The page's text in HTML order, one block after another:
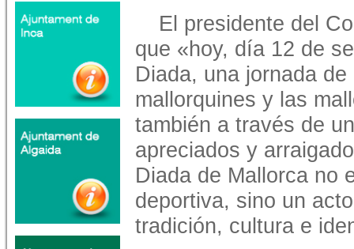
El presidente del
que «hoy, día 12 de
Diada, una jornada
mallorquines y las
también a través de
apreciados y
Diada de Mallorca no
deportiva, sino un
tradición, cultura e